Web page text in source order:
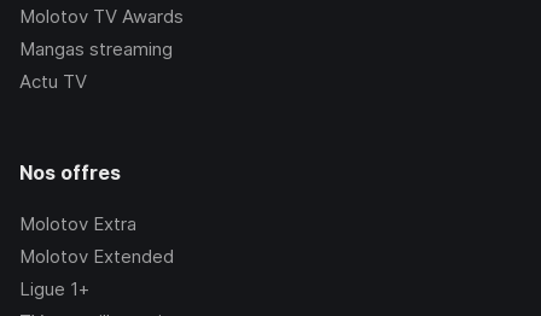
Molotov TV Awards
Mangas streaming
Actu TV
Nos offres
Molotov Extra
Molotov Extended
Ligue 1+